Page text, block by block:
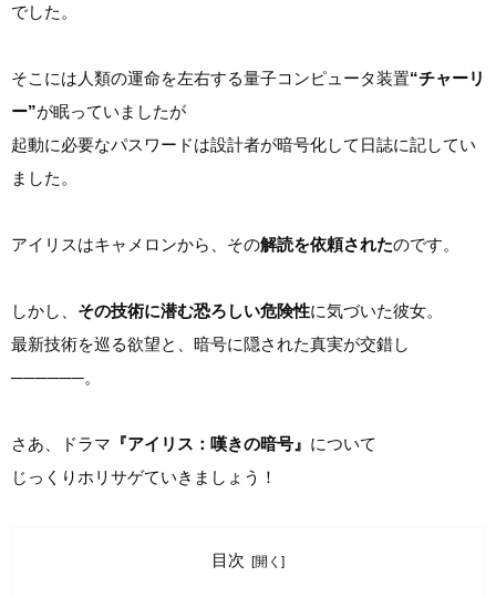
でした。
そこには人類の運命を左右する量子コンピュータ装置“チャーリ
ー”が眠っていましたが
起動に必要なパスワードは設計者が暗号化して日誌に記してい
ました。
アイリスはキャメロンから、その解読を依頼されたのです。
しかし、 その技術に潜む恐ろしい危険性に気づいた彼女。
最新技術を巡る欲望と、暗号に隠された真実が交錯し
──────。
さあ、ドラマ 『アイリス：嘆きの暗号』 について
じっくりホリサゲていきましょう！
目次